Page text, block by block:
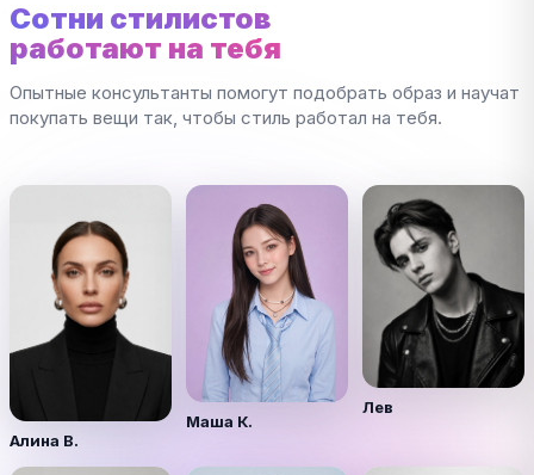
Сотни стилистов
работают на тебя
Опытные консультанты помогут подобрать образ и научат
покупать вещи так, чтобы стиль работал на тебя.
Алина В.
Маша К.
Лев